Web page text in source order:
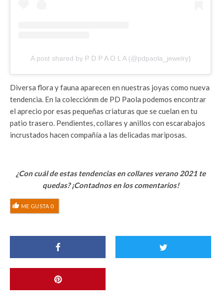
A post shared by P D P A O L A (@pdpaola_jewelry)
Diversa flora y fauna aparecen en nuestras joyas como nueva
tendencia. En la colecciónm de PD Paola podemos encontrar
el aprecio por esas pequeñas criaturas que se cuelan en tu
patio trasero. Pendientes, collares y anillos con escarabajos
incrustados hacen compañía a las delicadas mariposas.
¿Con cuál de estas tendencias en collares verano 2021 te
quedas? ¡Contadnos en los comentarios!
ME GUSTA 0